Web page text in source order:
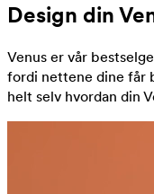
Design din
Venus er vår
fordi nettene dine får
helt selv hvordan din